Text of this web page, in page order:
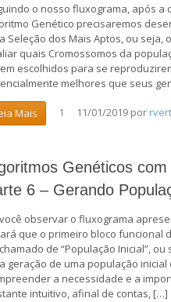
o nosso fluxograma, após a
Genético precisaremos
Seleção dos Mais Aptos, ou seja,
quais Cromossomos da
escolhidos para se
melhores que seus
Mais 1 11/01/2019 por
Genéticos
6 – Gerando
observar o fluxograma
que o primeiro bloco funcional
de “População Inicial”,
geração de uma população inicial
a necessidade e a
intuitivo, afinal de contas, […]